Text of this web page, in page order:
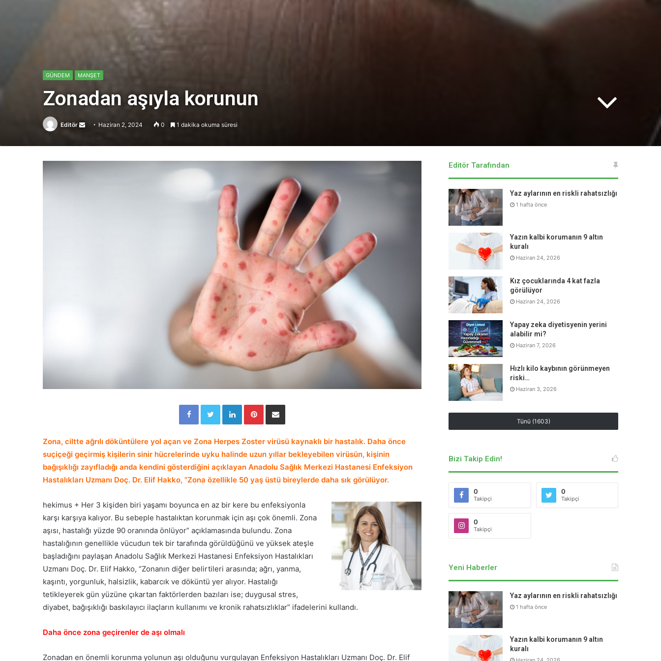
GÜNDEM MANŞET
Zonadan aşıyla korunun
Editör
Send
email
Haziran 2, 2024 0 1 dakika okuma süresi
Facebook Twitter LinkedIn Pinterest
Zona, ciltte ağrılı döküntülere yol açan ve Zona Herpes Zoster virüsü kaynaklı bir hastalık. Daha önce
suçiçeği geçirmiş kişilerin sinir hücrelerinde uyku halinde uzun yıllar bekleyebilen virüsün, kişinin
bağışıklığı zayıfladığı anda kendini gösterdiğini açıklayan Anadolu Sağlık Merkezi Hastanesi Enfeksiyon
Hastalıkları Uzmanı Doç. Dr. Elif Hakko, “Zona özellikle 50 yaş üstü bireylerde daha sık görülüyor.
hekimus + Her 3 kişiden biri yaşamı boyunca en az bir kere bu enfeksiyonla
karşı karşıya kalıyor. Bu sebeple hastalıktan korunmak için aşı çok önemli. Zona
aşısı, hastalığı yüzde 90 oranında önlüyor” açıklamasında bulundu. Zona
hastalığının genellikle vücudun tek bir tarafında görüldüğünü ve yüksek ateşle
başladığını paylaşan Anadolu Sağlık Merkezi Hastanesi Enfeksiyon Hastalıkları
Uzmanı Doç. Dr. Elif Hakko, “Zonanın diğer belirtileri arasında; ağrı, yanma,
kaşıntı, yorgunluk, halsizlik, kabarcık ve döküntü yer alıyor. Hastalığı
tetikleyerek gün yüzüne çıkartan faktörlerden bazıları ise; duygusal stres,
diyabet, bağışıklığı baskılayıcı ilaçların kullanımı ve kronik rahatsızlıklar” ifadelerini kullandı.
Daha önce zona geçirenler de aşı olmalı
Zonadan en önemli korunma yolunun aşı olduğunu vurgulayan Enfeksiyon Hastalıkları Uzmanı Doç. Dr. Elif
Editör Tarafından
Yaz aylarının en riskli rahatsızlığı
1 hafta önce
Yazın kalbi korumanın 9 altın
kuralı
Haziran 24, 2026
Kız çocuklarında 4 kat fazla
görülüyor
Haziran 24, 2026
Yapay zeka diyetisyenin yerini
alabilir mi?
Haziran 7, 2026
Hızlı kilo kaybının görünmeyen
riski…
Haziran 3, 2026
Tünü (1603)
Bizi Takip Edin!
0
Takipçi
0
Takipçi
0
Takipçi
Yeni Haberler
Yaz aylarının en riskli rahatsızlığı
1 hafta önce
Yazın kalbi korumanın 9 altın
kuralı